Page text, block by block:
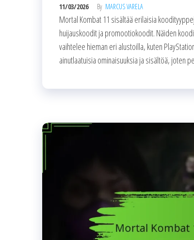
11/03/2026 By MARCUS VARELA
Mortal Kombat 11 sisältää erilaisia
huijauskoodit ja promootiokoodit. Näiden
vaihtelee hieman eri alustoilla, kuten
ainutlaatuisia ominaisuuksia ja sisältöä, joten